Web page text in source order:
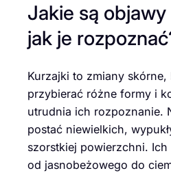
Jakie są
jak je
Kurzajki to zmiany skórne,
przybierać różne formy i
utrudnia ich rozpoznanie.
postać niewielkich,
szorstkiej powierzchni.
od jasnobeżowego do